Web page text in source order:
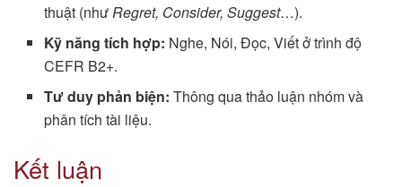
thuật (như Regret, Consider, Suggest…).
Kỹ năng tích hợp: Nghe, Nói, Đọc, Viết ở trình độ
CEFR B2+.
Tư duy phản biện: Thông qua thảo luận nhóm và
phân tích tài liệu.
Kết luận